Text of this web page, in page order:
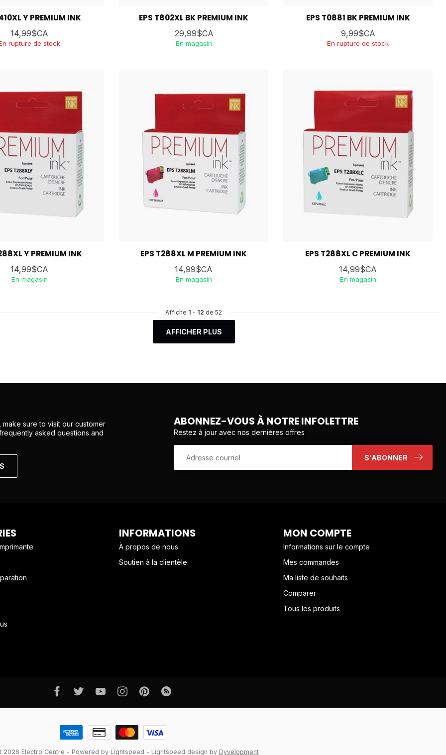
Y PREMIUM INK
14,99$CA
rupture de stock
EPS T802XL BK PREMIUM INK
29,99$CA
En magasin
EPS T0881 BK PREMIUM INK
9,99$CA
En rupture de stock
Y PREMIUM INK
14,99$CA
En magasin
EPS T288XL M PREMIUM INK
14,99$CA
En magasin
EPS T288XL C PREMIUM INK
14,99$CA
En magasin
Affiche 1 - 12 de 52
AFFICHER PLUS
sure to visit our customer
asked questions and
ABONNEZ-VOUS À NOTRE INFOLETTRE
Restez à jour avec nos dernières offres
S'ABONNER
INFORMATIONS
À propos de nous
Soutien à la clientèle
MON COMPTE
Informations sur le compte
Mes commandes
Ma liste de souhaits
Comparer
Tous les produits
2026 Electro Centre - Powered by Lightspeed - Lightspeed design by Dyvelopment